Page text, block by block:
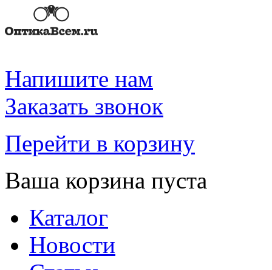
Напишите нам
Заказать звонок
Перейти в корзину
Ваша корзина пуста
Каталог
Новости